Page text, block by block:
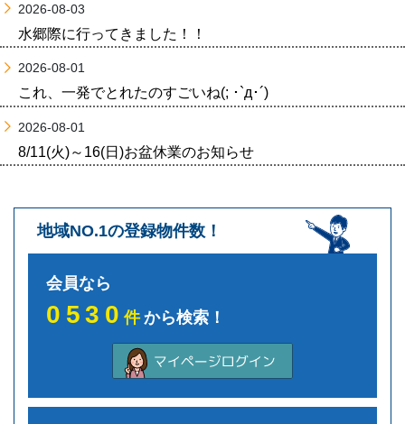
2026-08-03
水郷際に行ってきました！！
2026-08-01
これ、一発でとれたのすごいね(; ･`д･´)
2026-08-01
8/11(火)～16(日)お盆休業のお知らせ
地域NO.1の登録物件数！
会員なら
0530件から検索！